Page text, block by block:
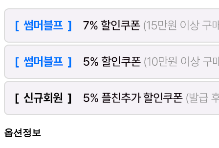
옵션정보